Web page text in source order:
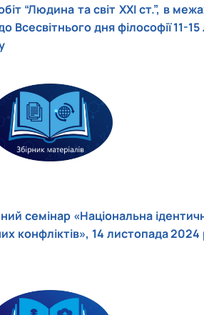
“Людина та світ ХХІ ст.”, в
Всесвітнього дня філософії 11-15
семінар «Національна
конфліктів», 14 листопада 2024